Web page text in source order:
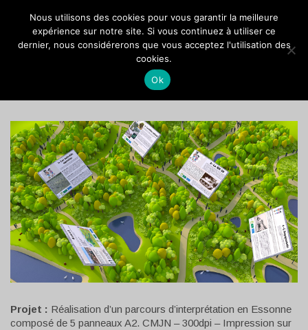
VOCANSON PROD
VILLE DU BOIS : PANNEAUX
D’INTERPRÉTATION
Projet : Réalisation d’un parcours d’interprétation en Essonne
composé de 5 panneaux A2. CMJN – 300dpi – Impression sur
Nous utilisons des cookies pour vous garantir la meilleure
expérience sur notre site. Si vous continuez à utiliser ce
dernier, nous considérerons que vous acceptez l'utilisation des
cookies.
Ok